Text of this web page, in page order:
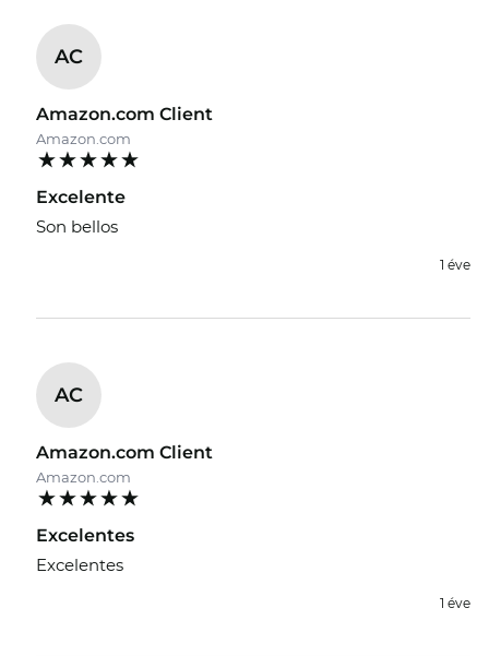
AC
Amazon.com Client
Amazon.com
Excelente
Son bellos
1 éve
AC
Amazon.com Client
Amazon.com
Excelentes
Excelentes
1 éve